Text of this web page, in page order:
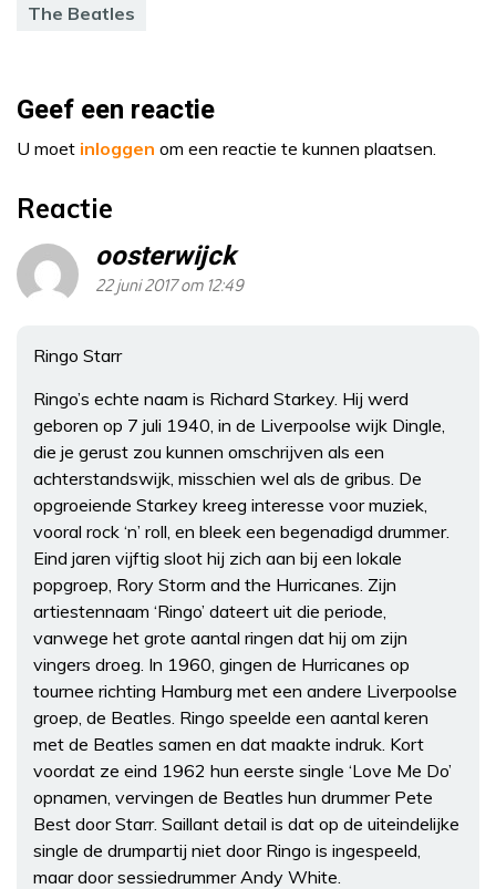
The Beatles
Geef een reactie
U moet inloggen om een reactie te kunnen plaatsen.
Reactie
oosterwijck
22 juni 2017 om 12:49
Ringo Starr
Ringo’s echte naam is Richard Starkey. Hij werd
geboren op 7 juli 1940, in de Liverpoolse wijk Dingle,
die je gerust zou kunnen omschrijven als een
achterstandswijk, misschien wel als de gribus. De
opgroeiende Starkey kreeg interesse voor muziek,
vooral rock ‘n’ roll, en bleek een begenadigd drummer.
Eind jaren vijftig sloot hij zich aan bij een lokale
popgroep, Rory Storm and the Hurricanes. Zijn
artiestennaam ‘Ringo’ dateert uit die periode,
vanwege het grote aantal ringen dat hij om zijn
vingers droeg. In 1960, gingen de Hurricanes op
tournee richting Hamburg met een andere Liverpoolse
groep, de Beatles. Ringo speelde een aantal keren
met de Beatles samen en dat maakte indruk. Kort
voordat ze eind 1962 hun eerste single ‘Love Me Do’
opnamen, vervingen de Beatles hun drummer Pete
Best door Starr. Saillant detail is dat op de uiteindelijke
single de drumpartij niet door Ringo is ingespeeld,
maar door sessiedrummer Andy White.